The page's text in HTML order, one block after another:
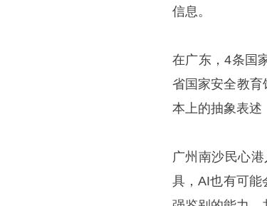
信息。
在广东，4条国
省国家安全教育
本上的抽象表述
广州南沙民心
具，AI也有可能